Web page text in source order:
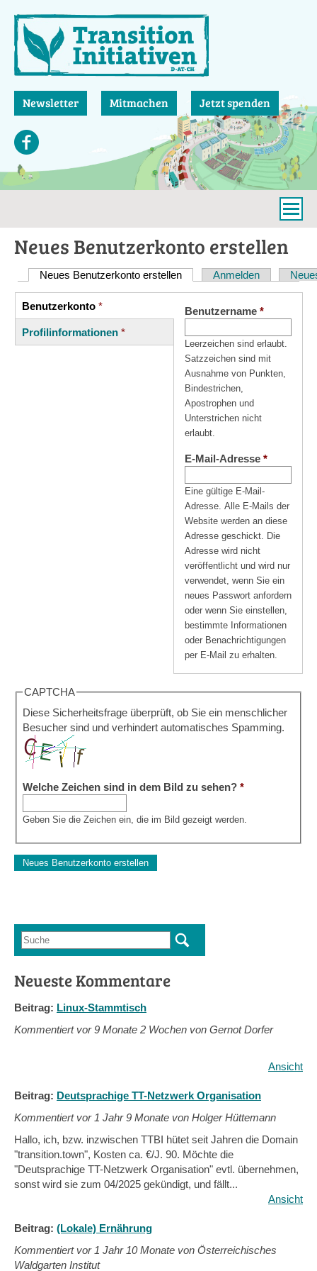
zum
Inhalt
Newsletter Mitmachen Jetzt spenden
Neues Benutzerkonto erstellen
Haupt-
Reiter
Neues Benutzerkonto erstellen (aktiver Reiter)
Anmelden
Vertikale
Reiter
Benutzerkonto *
(aktiver
Reiter)
Profilinformationen *
Benutzername *
Leerzeichen sind erlaubt.
Satzzeichen sind mit
Ausnahme von Punkten,
Bindestrichen,
Apostrophen und
Unterstrichen nicht
erlaubt.
E-Mail-Adresse *
Eine gültige E-Mail-
Adresse. Alle E-Mails der
Website werden an diese
Adresse geschickt. Die
Adresse wird nicht
veröffentlicht und wird nur
verwendet, wenn Sie ein
neues Passwort anfordern
oder wenn Sie einstellen,
bestimmte Informationen
oder Benachrichtigungen
per E-Mail zu erhalten.
CAPTCHA
Diese Sicherheitsfrage überprüft, ob Sie ein menschlicher
Besucher sind und verhindert automatisches Spamming.
Welche Zeichen sind in dem Bild zu sehen? *
Geben Sie die Zeichen ein, die im Bild gezeigt werden.
Suchformular
Suche
Neueste Kommentare
Beitrag: Linux-Stammtisch
Kommentiert vor9 Monate 2 Wochen von Gernot Dorfer
Ansicht
Beitrag: Deutsprachige TT-Netzwerk Organisation
Kommentiert vor 1 Jahr 9 Monate von Holger Hüttemann
Hallo, ich, bzw. inzwischen TTBI hütet seit Jahren die Domain
"transition.town", Kosten ca. €/J. 90. Möchte die
"Deutsprachige TT-Netzwerk Organisation" evtl. übernehmen,
sonst wird sie zum 04/2025 gekündigt, und fällt...
Ansicht
Beitrag: (Lokale) Ernährung
Kommentiert vor 1 Jahr 10 Monate von Österreichisches
Waldgarten Institut